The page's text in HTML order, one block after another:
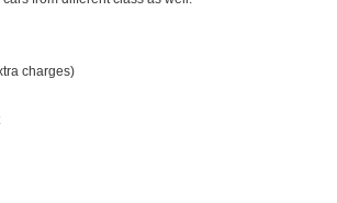
charges)